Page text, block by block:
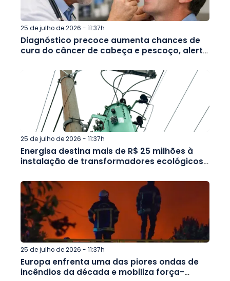
25 de julho de 2026 - 11:37h
Diagnóstico precoce aumenta chances de
cura do câncer de cabeça e pescoço, alerta
25 de julho de 2026 - 11:37h
Energisa destina mais de R$ 25 milhões à
instalação de transformadores ecológicos
25 de julho de 2026 - 11:37h
Europa enfrenta uma das piores ondas de
incêndios da década e mobiliza força-